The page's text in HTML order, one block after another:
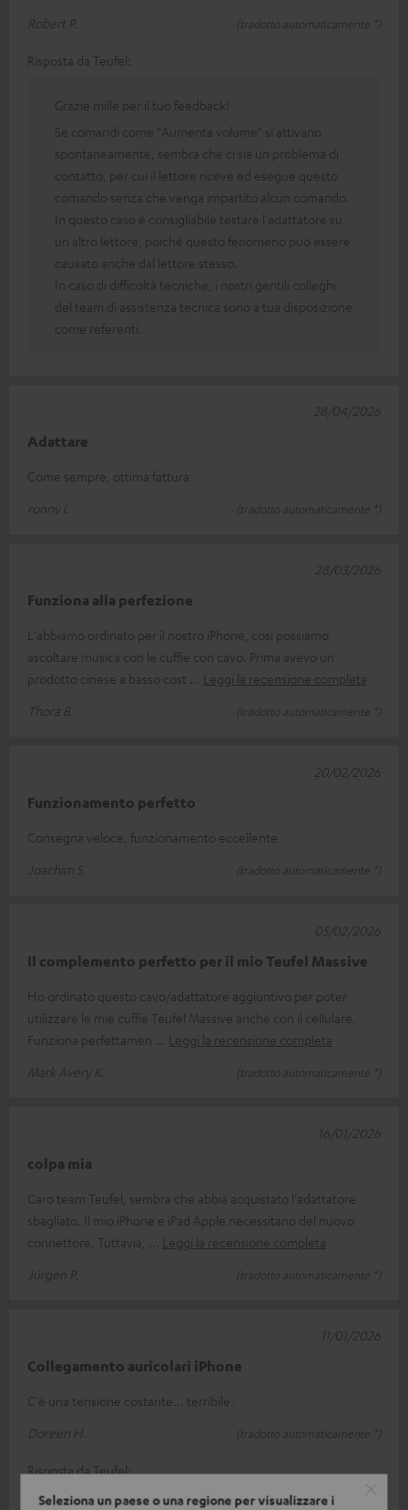
Seleziona un paese o una regione per visualizzare i
Robert P. (tradotto automaticamente *)
Risposta da Teufel:
Grazie mille per il tuo feedback!
Se comandi come "Aumenta volume" si attivano
spontaneamente, sembra che ci sia un problema di
contatto, per cui il lettore riceve ed esegue questo
comando senza che venga impartito alcun comando.
In questo caso è consigliabile testare l'adattatore su
un altro lettore, poiché questo fenomeno può essere
causato anche dal lettore stesso.
In caso di difficoltà tecniche, i nostri gentili colleghi
del team di assistenza tecnica sono a tua disposizione
come referenti.
Adattare
Come sempre, ottima fattura
ronny i.
(tradotto automaticamente *)
28/04/2026
Funziona alla perfezione
L'abbiamo ordinato per il nostro iPhone, così possiamo
ascoltare musica con le cuffie con cavo. Prima avevo un
prodotto cinese a basso cost
Leggi la recensione completa
Thora B.
(tradotto automaticamente *)
28/03/2026
Funzionamento perfetto
Consegna veloce, funzionamento eccellente
Joachim S.
(tradotto automaticamente *)
20/02/2026
Il complemento perfetto per il mio Teufel Massive
Ho ordinato questo cavo/adattatore aggiuntivo per poter
utilizzare le mie cuffie Teufel Massive anche con il cellulare.
Funziona perfettamen
Leggi la recensione completa
Mark Avery K.
(tradotto automaticamente *)
05/02/2026
colpa mia
Caro team Teufel, sembra che abbia acquistato l'adattatore
sbagliato. Il mio iPhone e iPad Apple necessitano del nuovo
connettore. Tuttavia,
Leggi la recensione completa
Jürgen P.
(tradotto automaticamente *)
16/01/2026
Collegamento auricolari iPhone
C'è una tensione costante... terribile.
Doreen H.
(tradotto automaticamente *)
11/01/2026
Risposta da Teufel: